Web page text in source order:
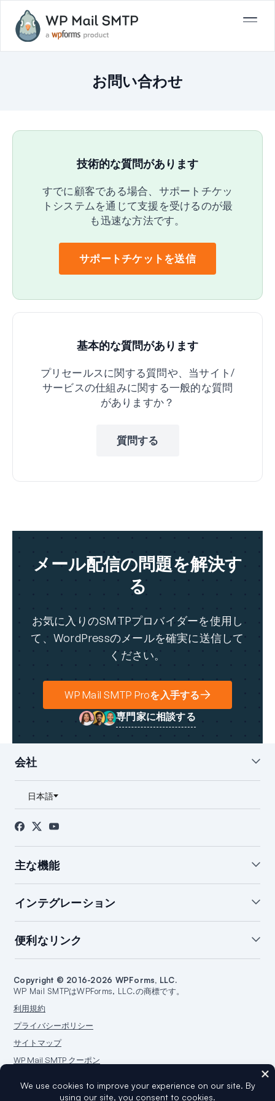
お問い合わせ
技術的な質問があります
すでに顧客である場合、サポートチケッ
トシステムを通じて支援を受けるのが最
も迅速な方法です。
サポートチケットを送信
基本的な質問があります
プリセールスに関する質問や、当サイト/
サービスの仕組みに関する一般的な質問
がありますか？
質問する
メール配信の問題を解決す
る
お気に入りのSMTPプロバイダーを使用し
て、WordPressのメールを確実に送信して
ください。
WP Mail SMTP Proを入手する
専門家に相談する
会社
お問い合わせ
アフィリエイト
主な機能
WordPressメールログ
バックアップ接続
メール障害アラート
WordPressメールレポート
開封＆クリック追跡
インテグレーション
Brevoインテグレーション
SMTP.comインテグレーション
Amazon SESインテグレーション
Google/Gmailインテグレーション
Mailgunインテグレーション
Microsoft 365インテグレーション
Outlook.comインテグレーション
Postmarkインテグレーション
Sendgrid連携
SparkPost連携
便利なリンク
ドキュメント
WordPressホスティング
ウェブサイトを作成する
WordPressガイド
Copyright © 2016-2026 WPForms, LLC.
WP Mail SMTPはWPForms, LLC.の商標です。
利用規約
プライバシーポリシー
サイトマップ
WP Mail SMTP クーポン